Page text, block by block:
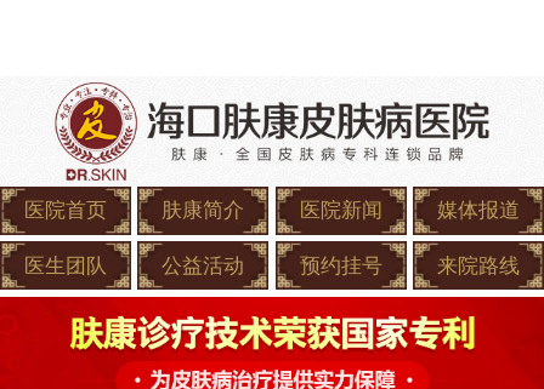
医院首页 肤康简介 医院新闻 媒体报道
医生团队 公益活动 预约挂号 来院路线